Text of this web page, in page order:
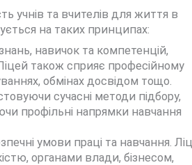
учнів та вчителів для життя в
на таких принципах:
навичок та компетенцій,
також сприяє професійному
обмінах досвідом тощо.
сучасні методи підбору,
профільні напрямки навчання
умови праці та навчання.
органами влади, бізнесом,